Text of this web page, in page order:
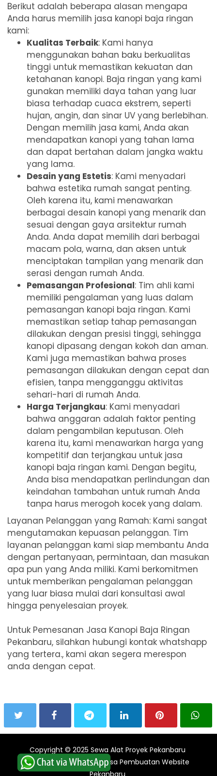
Berikut adalah beberapa alasan mengapa
Anda harus memilih jasa kanopi baja ringan
kami:
Kualitas Terbaik: Kami hanya
menggunakan bahan baku berkualitas
tinggi untuk memastikan kekuatan dan
ketahanan kanopi. Baja ringan yang kami
gunakan memiliki daya tahan yang luar
biasa terhadap cuaca ekstrem, seperti
hujan, angin, dan sinar UV yang berlebihan.
Dengan memilih jasa kami, Anda akan
mendapatkan kanopi yang tahan lama
dan dapat bertahan dalam jangka waktu
yang lama.
Desain yang Estetis: Kami menyadari
bahwa estetika rumah sangat penting.
Oleh karena itu, kami menawarkan
berbagai desain kanopi yang menarik dan
sesuai dengan gaya arsitektur rumah
Anda. Anda dapat memilih dari berbagai
macam pola, warna, dan aksen untuk
menciptakan tampilan yang menarik dan
serasi dengan rumah Anda.
Pemasangan Profesional: Tim ahli kami
memiliki pengalaman yang luas dalam
pemasangan kanopi baja ringan. Kami
memastikan setiap tahap pemasangan
dilakukan dengan presisi tinggi, sehingga
kanopi dipasang dengan kokoh dan aman.
Kami juga memastikan bahwa proses
pemasangan dilakukan dengan cepat dan
efisien, tanpa mengganggu aktivitas
sehari-hari di rumah Anda.
Harga Terjangkau: Kami menyadari
bahwa anggaran adalah faktor penting
dalam pengambilan keputusan. Oleh
karena itu, kami menawarkan harga yang
kompetitif dan terjangkau untuk jasa
kanopi baja ringan kami. Dengan begitu,
Anda bisa mendapatkan perlindungan dan
keindahan tambahan untuk rumah Anda
tanpa harus merogoh kocek yang dalam.
Layanan Pelanggan yang Ramah: Kami sangat
mengutamakan kepuasan pelanggan. Tim
layanan pelanggan kami siap membantu Anda
dengan pertanyaan, permintaan, dan masukan
apa pun yang Anda miliki. Kami berkomitmen
untuk memberikan pengalaman pelanggan
yang luar biasa mulai dari konsultasi awal
hingga penyelesaian proyek.
Untuk Pemesanan Jasa Kanopi Baja Ringan
Pekanbaru, silahkan hubungi kontak whatshapp
yang tertera., kami akan segera merespon
anda dengan cepat.
Copyright © 2025 Sewa Alat Proyek Pekanbaru
By:edipurwanto.com|Jasa Pembuatan Website